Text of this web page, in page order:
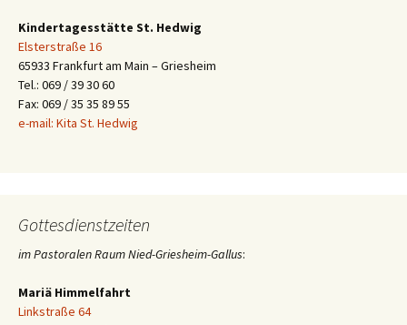
Kindertagesstätte St. Hedwig
Elsterstraße 16
65933 Frankfurt am Main – Griesheim
Tel.: 069 / 39 30 60
Fax: 069 / 35 35 89 55
e-mail: Kita St. Hedwig
Gottesdienstzeiten
im Pastoralen Raum Nied-Griesheim-Gallus:
Mariä Himmelfahrt
Linkstraße 64